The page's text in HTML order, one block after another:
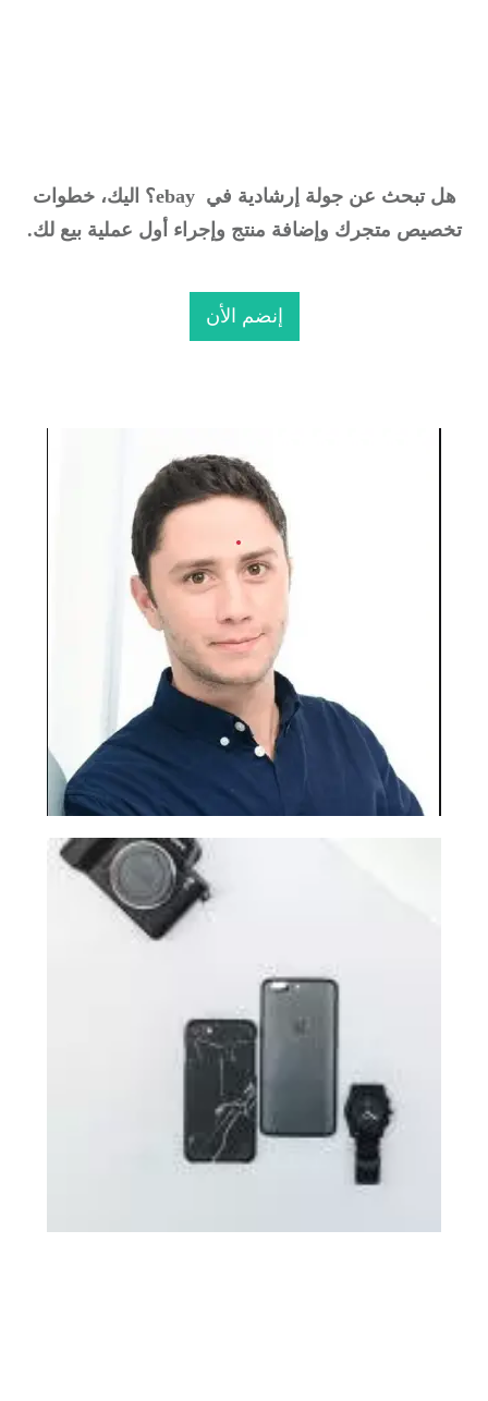
هل تبحث عن جولة إرشاديةفيebay؟اليك، خطوات
تخصيص متجرك وإضافة منتج وإجراء أول عملية بيع لك.
إنضم الأن